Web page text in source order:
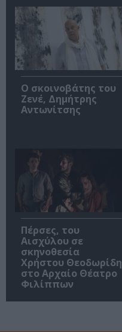
Ο σκοινοβάτης του
Ζενέ, Δημήτρης
Αντωνίτσης
Πέρσες, του
Αισχύλου σε
σκηνοθεσία
Χρήστου Θεοδωρίδη
στο Αρχαίο Θέατρο
Φιλίππων